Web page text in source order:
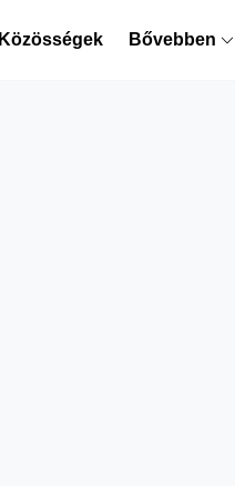
Közösségek Bővebben